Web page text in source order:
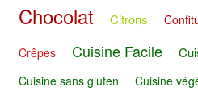
Chocolat Citrons
Crêpes Cuisine Facile
Cuisine sans gluten Cuisine